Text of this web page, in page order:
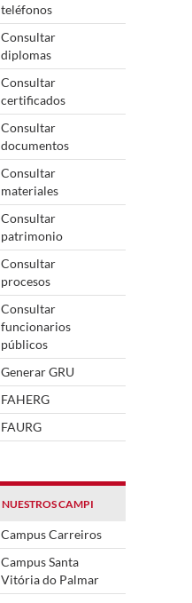
teléfonos
Consultar
diplomas
Consultar
certificados
Consultar
documentos
Consultar
materiales
Consultar
patrimonio
Consultar
procesos
Consultar
funcionarios
públicos
Generar GRU
FAHERG
FAURG
NUESTROS CAMPI
Campus Carreiros
Campus Santa
Vitória do Palmar